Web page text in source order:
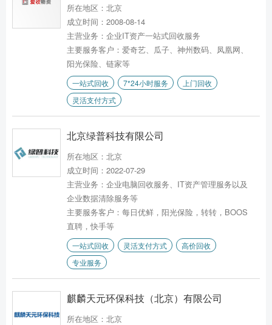
所在地区：北京
成立时间：2008-08-14
主营业务：企业IT资产一站式回收服务
主要服务客户：爱奇艺、瓜子、神州数码、凤凰网、
阳光保险、链家等
一站式回收 7*24小时服务
上门回收
灵活支付方式
北京绿普科技有限公司
所在地区：北京
成立时间：2022-07-29
主营业务：企业电脑回收服务、IT资产管理服务以及
企业数据清除服务等
主要服务客户：每日优鲜，阳光保险，转转，BOOS
直聘，快手等
一站式回收 灵活支付方式
高价回收
专业服务
麒麟天元环保科技（北京）有限公司
所在地区：北京